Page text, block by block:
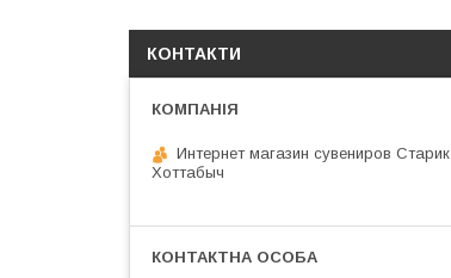
КОНТАКТИ
Интернет магазин сувениров Старик
Хоттабыч